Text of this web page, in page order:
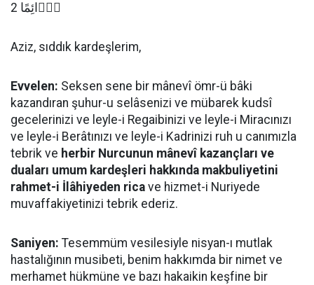
دَۤائِمًا 2
Aziz, sıddık kardeşlerim,
Evvelen: Seksen sene bir mânevî ömr-ü bâki
kazandıran şuhur-u selâsenizi ve mübarek kudsî
gecelerinizi ve leyle-i Regaibinizi ve leyle-i Miracınızı
ve leyle-i Berâtınızı ve leyle-i Kadrinizi ruh u canımızla
tebrik ve herbir Nurcunun mânevî kazançları ve
duaları umum kardeşleri hakkında makbuliyetini
rahmet-i İlâhiyeden rica ve hizmet-i Nuriyede
muvaffakiyetinizi tebrik ederiz.
Saniyen: Tesemmüm vesilesiyle nisyan-ı mutlak
hastalığının musibeti, benim hakkımda bir nimet ve
merhamet hükmüne ve bazı hakaikin keşfine bir